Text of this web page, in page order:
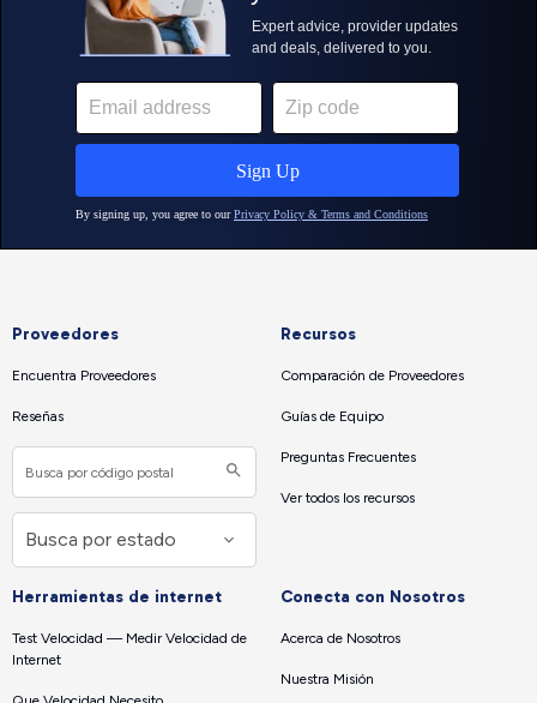
Proveedores
Encuentra Proveedores
Reseñas
Recursos
Comparación de Proveedores
Guías de Equipo
Preguntas Frecuentes
Ver todos los recursos
Herramientas de internet
Test Velocidad — Medir Velocidad de
Internet
Conecta con Nosotros
Acerca de Nosotros
Nuestra Misión